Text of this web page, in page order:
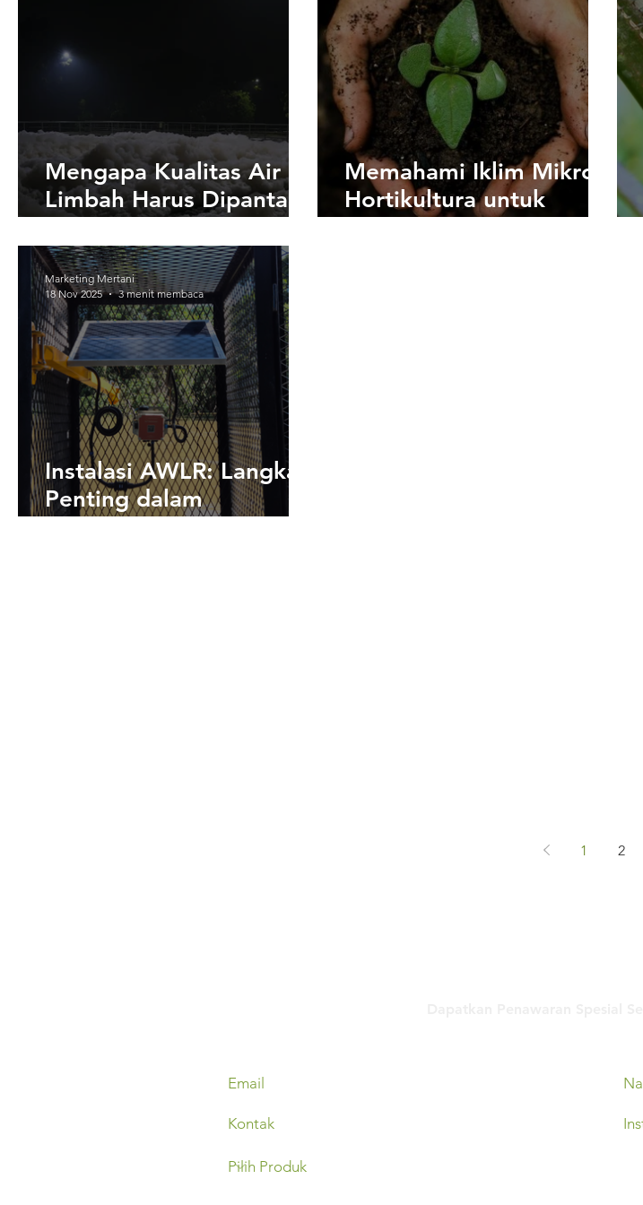
Mengapa Kualitas Air
Limbah Harus Dipantau
Industri?
Memahami Iklim Mikro
Hortikultura untuk
Instalasi AWLR: Langkah
Penting dalam
Marketing Mertani
18 Nov 2025
3 menit membaca
1 2